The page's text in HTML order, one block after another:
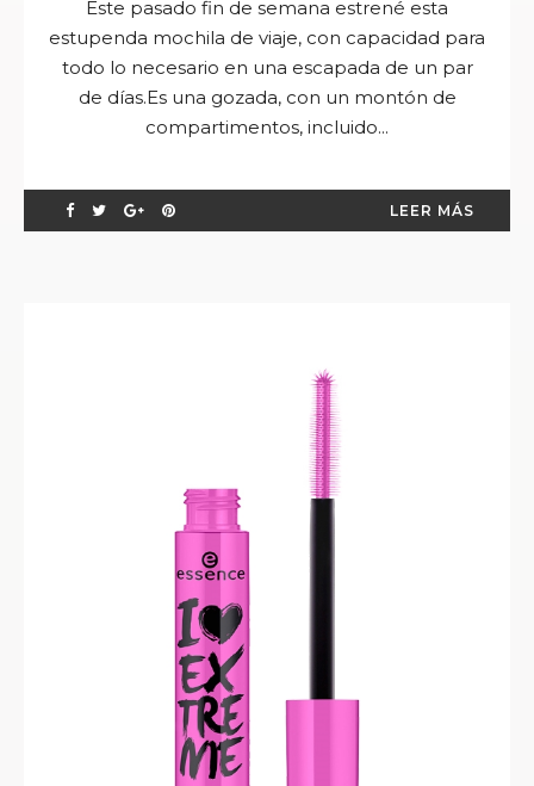
Este pasado fin de semana estrené esta
estupenda mochila de viaje, con capacidad para
todo lo necesario en una escapada de un par
de días.Es una gozada, con un montón de
compartimentos, incluido...
LEER MÁS